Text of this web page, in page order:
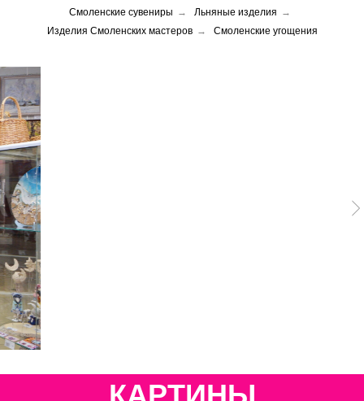
Смоленские сувениры → Льняные изделия →
Изделия Смоленских мастеров → Смоленские угощения